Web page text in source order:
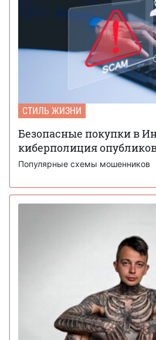
СТИЛЬ ЖИЗНИ
Безопасные покупки в
киберполиция
Популярные схемы мошенников